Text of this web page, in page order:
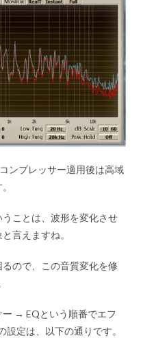
ンプレッサー適用後は高域
ことは、波形を変化させ
言えますね。
ので、この音質変化を修
→ EQという順番でエフ
設定は、以下の通りです。